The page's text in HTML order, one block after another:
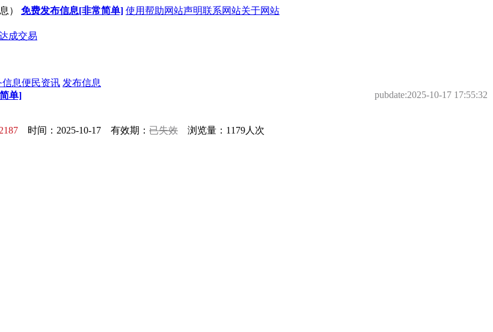
） 免费发布信息[非常简单] 使用帮助网站声明联系网站关于网站
信息便民资讯 发布信息
单] pubdate:2025-10-17 17:55:32
时间：2025-10-17 有效期： 已失效 浏览量：1179人次